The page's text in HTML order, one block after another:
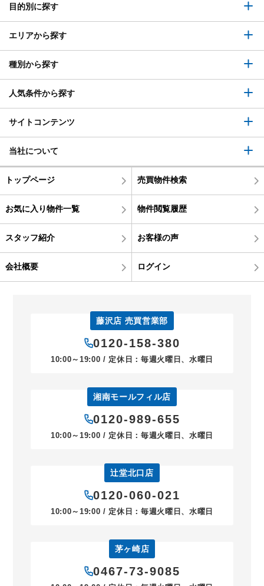
目的別に探す
エリアから探す
種別から探す
人気条件から探す
サイトコンテンツ
当社について
トップページ 売買物件検索
お気に入り物件一覧 物件閲覧履歴
スタッフ紹介 お客様の声
会社概要 ログイン
藤沢店 売買営業部
0120-158-380
10:00～19:00 / 定休日：毎週火曜日、水曜日
湘南モールフィル店
0120-989-655
10:00～19:00 / 定休日：毎週火曜日、水曜日
辻堂北口店
0120-060-021
10:00～19:00 / 定休日：毎週火曜日、水曜日
茅ヶ崎店
0467-73-9085